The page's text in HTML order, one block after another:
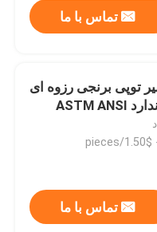
تماس با ما
توپی برنجی رزوه ای
تماس با ما